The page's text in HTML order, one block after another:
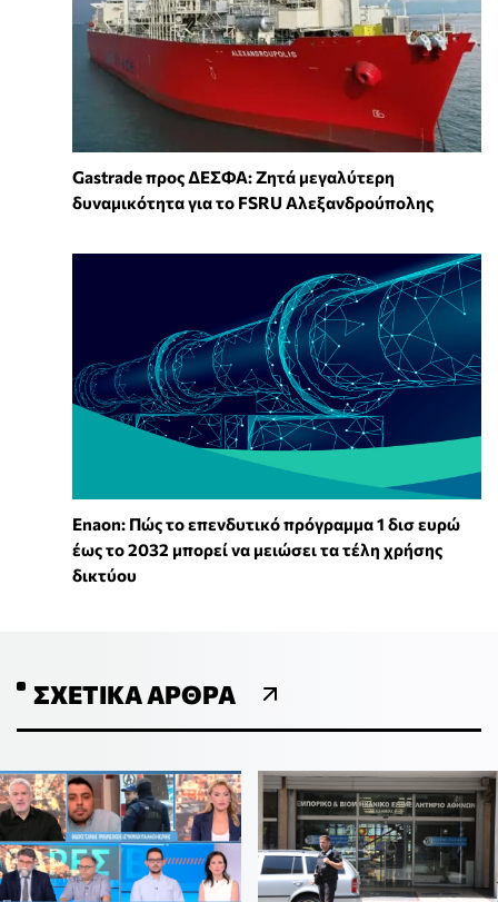
Gastrade προς ΔΕΣΦΑ: Ζητά μεγαλύτερη
δυναμικότητα για το FSRU Αλεξανδρούπολης
Enaon: Πώς το επενδυτικό πρόγραμμα 1 δισ ευρώ
έως το 2032 μπορεί να μειώσει τα τέλη χρήσης
δικτύου
ΣΧΕΤΙΚΆ ΆΡΘΡΑ